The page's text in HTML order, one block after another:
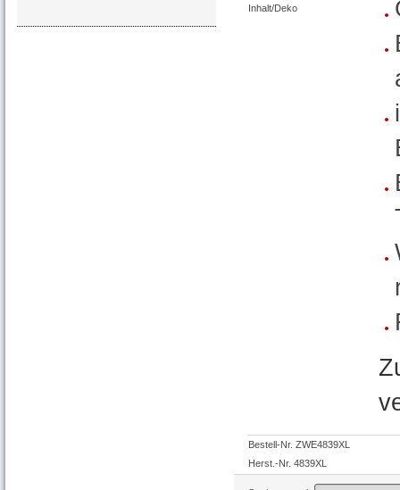
Inhalt/Deko
Bestell-Nr. ZWE4839XL
Herst.-Nr. 4839XL